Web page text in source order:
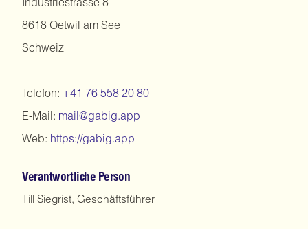
8618 Oetwil am See
Schweiz
Telefon: +41 76 558 20 80
E-Mail: mail@gabig.app
Web: https://gabig.app
Verantwortliche Person
Till Siegrist, Geschäftsführer